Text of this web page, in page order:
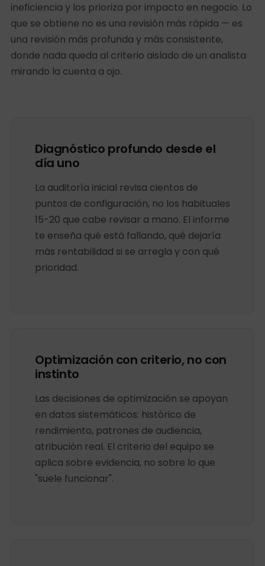
ineficiencia y los prioriza por impacto en negocio. Lo
que se obtiene no es una revisión más rápida — es
una revisión más profunda y más consistente,
donde nada queda al criterio aislado de un analista
mirando la cuenta a ojo.
Diagnóstico profundo desde el
día uno
La auditoría inicial revisa cientos de
puntos de configuración, no los habituales
15-20 que cabe revisar a mano. El informe
te enseña qué está fallando, qué dejaría
más rentabilidad si se arregla y con qué
prioridad.
Optimización con criterio, no con
instinto
Las decisiones de optimización se apoyan
en datos sistemáticos: histórico de
rendimiento, patrones de audiencia,
atribución real. El criterio del equipo se
aplica sobre evidencia, no sobre lo que
"suele funcionar".